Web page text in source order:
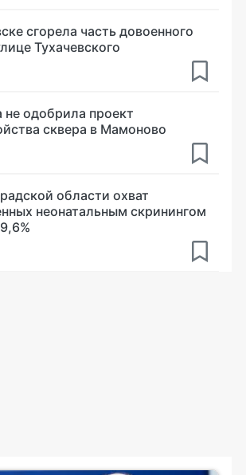
сгорела часть довоенного
Тухачевского
не одобрила проект
сквера в Мамоново
области охват
неонатальным скринингом